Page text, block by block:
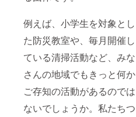
例えば、小学生を対象とし
た防災教室や、毎月開催し
ている清掃活動など、みな
さんの地域でもきっと何か
ご存知の活動があるのでは
ないでしょうか。私たちつ